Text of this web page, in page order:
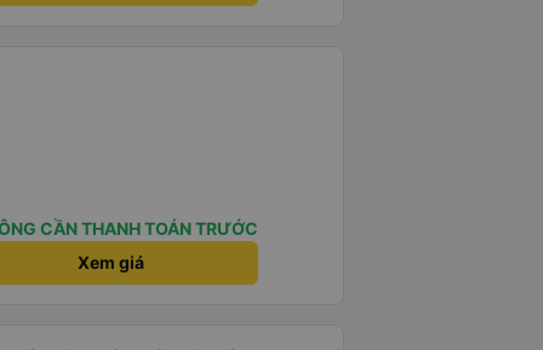
CẦN THANH TOÁN TRƯỚC
Xem giá